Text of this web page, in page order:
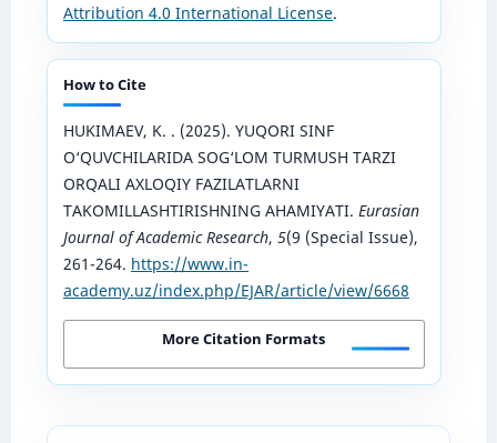
Attribution 4.0 International License.
How to Cite
HUKIMAEV, K. . (2025). YUQORI SINF
O‘QUVCHILARIDA SOG‘LOM TURMUSH TARZI
ORQALI AXLOQIY FAZILATLARNI
TAKOMILLASHTIRISHNING AHAMIYATI. Eurasian
Journal of Academic Research, 5(9 (Special Issue),
261-264. https://www.in-
academy.uz/index.php/EJAR/article/view/6668
More Citation Formats